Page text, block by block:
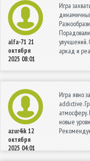
alfa-71 21
октября
2025 08:01
Игра
аркад и
azur4ik12
октября
2025 04:01
Игра явно
addictive.
атмосферу.
новые